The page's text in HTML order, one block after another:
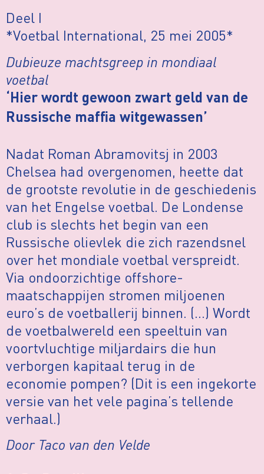
Deel I
*Voetbal International, 25 mei 2005*
Dubieuze machtsgreep in mondiaal
voetbal
‘Hier wordt gewoon zwart geld van de
Russische maffia witgewassen’
Nadat Roman Abramovitsj in 2003
Chelsea had overgenomen, heette dat
de grootste revolutie in de geschiedenis
van het Engelse voetbal. De Londense
club is slechts het begin van een
Russische olievlek die zich razendsnel
over het mondiale voetbal verspreidt.
Via ondoorzichtige offshore-
maatschappijen stromen miljoenen
euro’s de voetballerij binnen. (…) Wordt
de voetbalwereld een speeltuin van
voortvluchtige miljardairs die hun
verborgen kapitaal terug in de
economie pompen? (Dit is een ingekorte
versie van het vele pagina’s tellende
verhaal.)
Door Taco van den Velde